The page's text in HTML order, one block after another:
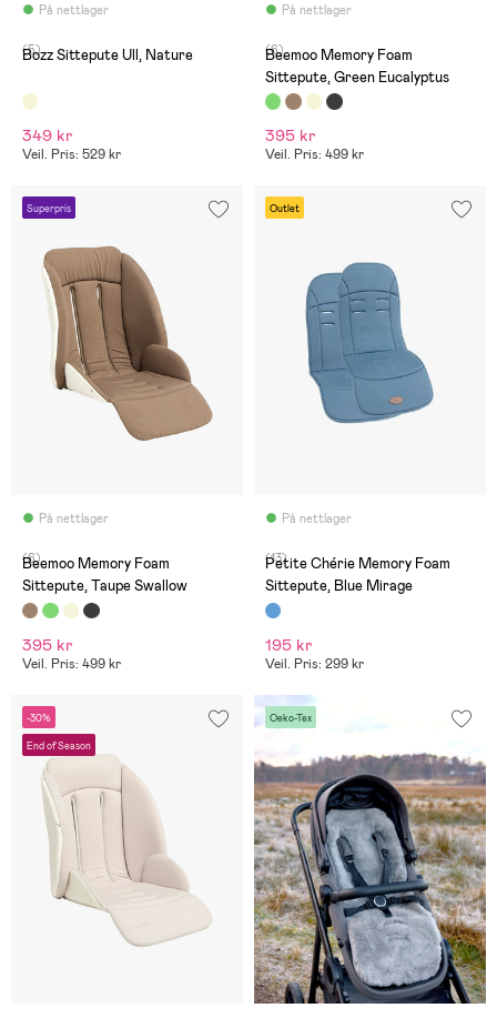
På nettlager
(5)
Bozz Sittepute Ull, Nature
349 kr
Veil. Pris: 529 kr
På nettlager
(6)
Beemoo Memory Foam
Sittepute, Green Eucalyptus
395 kr
Veil. Pris: 499 kr
Superpris
På nettlager
(6)
Beemoo Memory Foam
Sittepute, Taupe Swallow
395 kr
Veil. Pris: 499 kr
Outlet
På nettlager
(13)
Petite Chérie Memory Foam
Sittepute, Blue Mirage
195 kr
Veil. Pris: 299 kr
-30%
End of Season
Oeko-Tex